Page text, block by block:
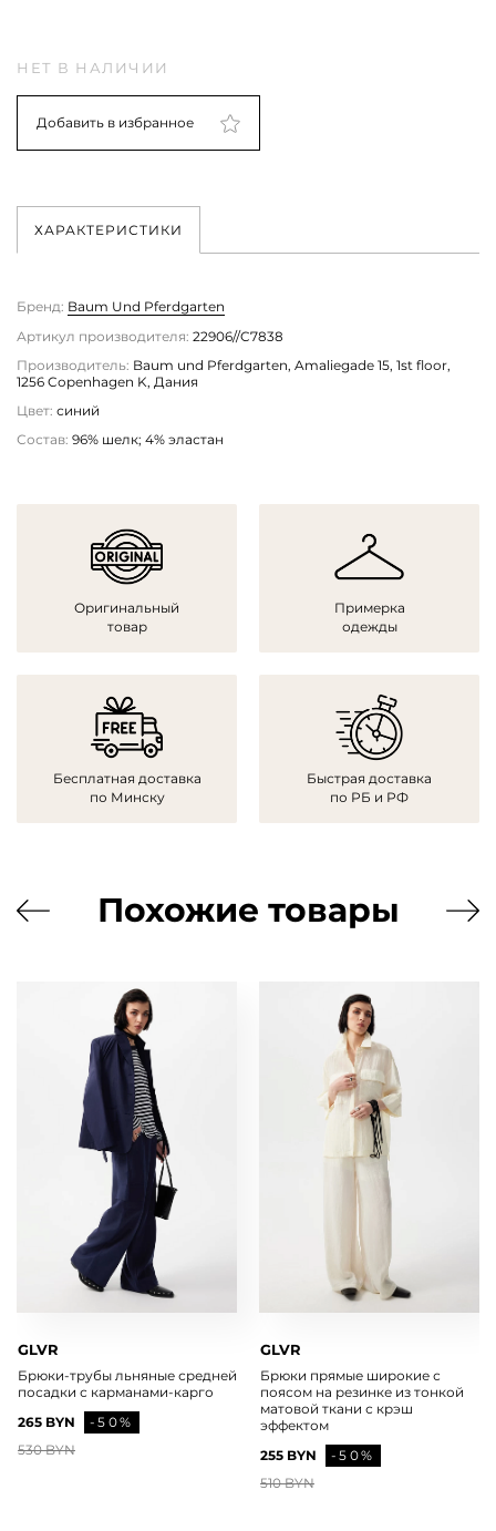
НЕТ В НАЛИЧИИ
Добавить в избранное
ХАРАКТЕРИСТИКИ
Бренд: Baum Und Pferdgarten
Артикул производителя: 22906//C7838
Производитель: Baum und Pferdgarten, Amaliegade 15, 1st floor,
1256 Copenhagen K, Дания
Цвет: синий
Состав: 96% шелк; 4% эластан
Оригинальный
товар
Примерка
одежды
Бесплатная доставка
по Минску
Быстрая доставка
по РБ и РФ
Похожие товары
GLVR
Брюки-трубы льняные средней
посадки с карманами-карго
265 BYN
-50%
530 BYN
GLVR
Брюки прямые широкие с
поясом на резинке из тонкой
матовой ткани с крэш
эффектом
255 BYN
-50%
510 BYN